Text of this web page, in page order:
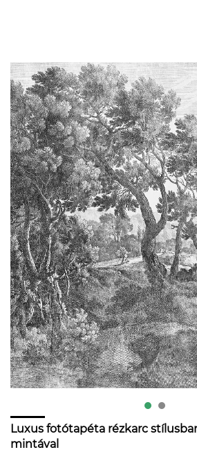
Luxus fotótapéta rézkarc
mintával